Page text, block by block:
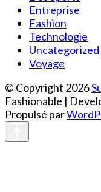
Entreprise
Fashion
Technologie
Uncategorized
Voyage
© Copyright 2026
Fashionable |
Propulsé par